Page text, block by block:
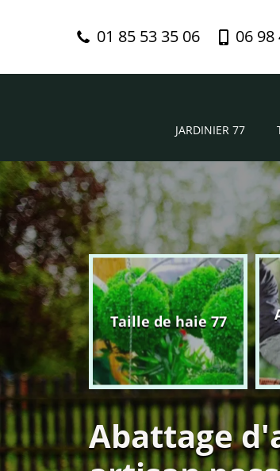
01 85 53 35 06 06 98
JARDINIER 77
Taille de haie 77
Abattage